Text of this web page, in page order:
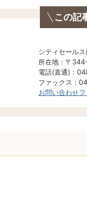
この記
シティセール
所在地：〒
電話(直通)：
ファックス：
お問い合わせ